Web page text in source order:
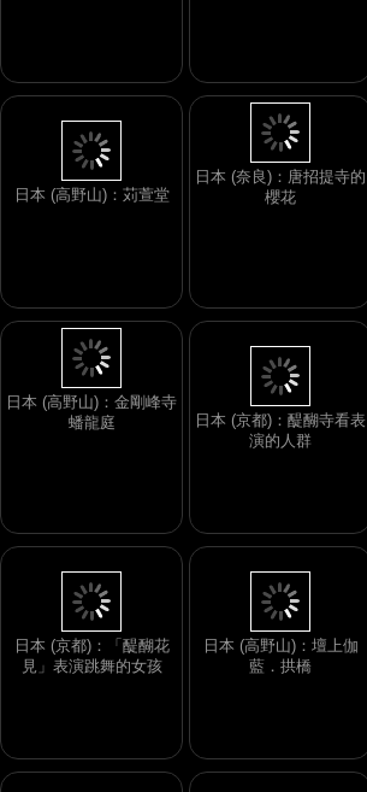
日本 (高野山)：苅萱堂
日本 (奈良)：唐招提寺的
櫻花
日本 (高野山)：金剛峰寺
蟠龍庭
日本 (京都)：醍醐寺看表
演的人群
日本 (京都)：「醍醐花
見」表演跳舞的女孩
日本 (高野山)：壇上伽
藍．拱橋